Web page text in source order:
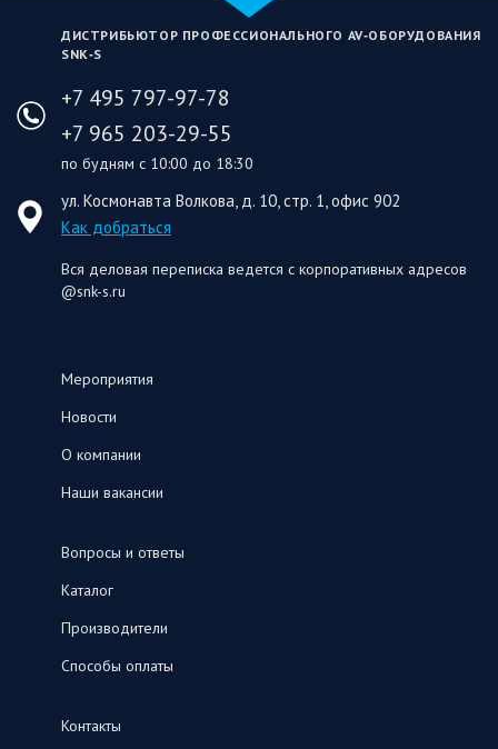
ДИСТРИБЬЮТОР ПРОФЕССИОНАЛЬНОГО AV‑ОБОРУДОВАНИЯ
SNK‑S
+7 495 797-97-78
+7 965 203-29-55
по будням с 10:00 до 18:30
ул. Космонавта Волкова, д. 10, стр. 1, офис 902
Как добраться
Вся деловая переписка ведется с корпоративных адресов
@snk-s.ru
Мероприятия
Новости
О компании
Наши вакансии
Вопросы и ответы
Каталог
Производители
Способы оплаты
Контакты